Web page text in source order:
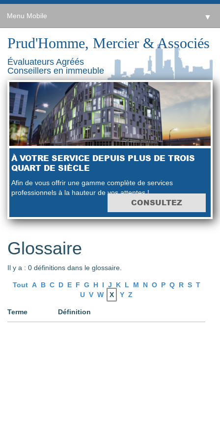
Menu Mobile ▼
Prud'Homme, Mercier & Associés
Évaluateurs Agréés
Conseillers en immeuble
À VOTRE SERVICE DEPUIS PLUS DE TROIS
QUART DE SIÈCLE
Afin de vous offrir une gamme complète de services
professionnels à la hauteur de vos attentes !
CONSULTEZ
Glossaire
Il y a : 0 définitions dans le glossaire.
Tout A B C D E F G H I J K L M N O P Q R S T
U V W X Y Z
Terme Définition